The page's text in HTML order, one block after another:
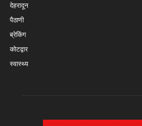
देहरादून
पैठाणी
ब्रेकिंग
कोटद्वार
स्वास्थ्य